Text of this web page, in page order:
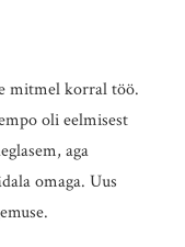
mitmel korral töö.
oli eelmisest
aga
omaga. Uus